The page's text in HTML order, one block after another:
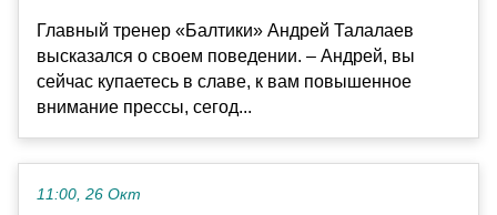
Главный тренер «Балтики» Андрей Талалаев
высказался о своем поведении. – Андрей, вы
сейчас купаетесь в славе, к вам повышенное
внимание прессы, сегод...
11:00, 26 Окт